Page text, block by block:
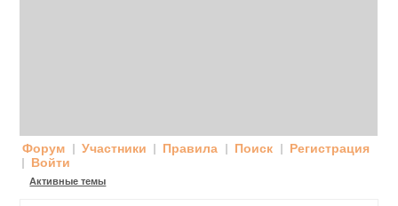
Форум Участники Правила Поиск
Регистрация
Войти
Активные темы